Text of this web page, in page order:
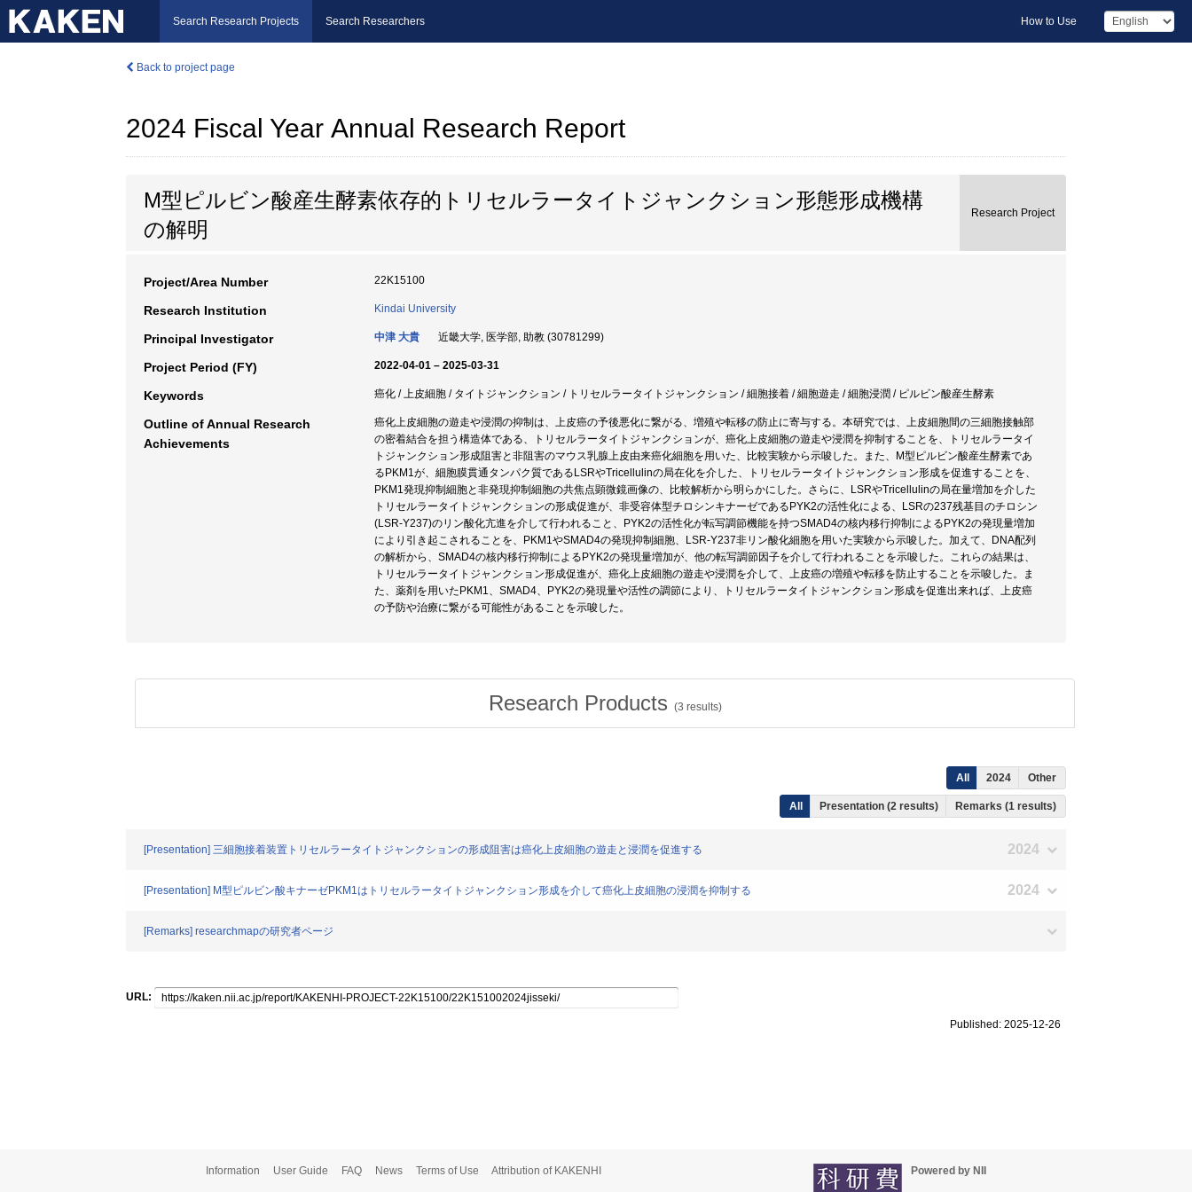
Search Research Projects Search Researchers How to Use
Back to project page
2024 Fiscal Year Annual Research Report
M型ピルビン酸産生酵素依存的トリセルラータイトジャンクション形態形成機構
の解明
Research Project
Project/Area Number 22K15100
Research Institution Kindai University
Principal Investigator 中津 大貴 近畿大学, 医学部, 助教 (30781299)
Project Period (FY) 2022-04-01 – 2025-03-31
Keywords 癌化 / 上皮細胞 / タイトジャンクション / トリセルラータイトジャンクション / 細胞接着 / 細胞遊走 / 細胞浸潤 / ピルビン酸産生酵素
Outline of Annual Research
Achievements
癌化上皮細胞の遊走や浸潤の抑制は、上皮癌の予後悪化に繋がる、増殖や転移の防止に寄与する。本研究では、上皮細胞間の三細胞接触部
の密着結合を担う構造体である、トリセルラータイトジャンクションが、癌化上皮細胞の遊走や浸潤を抑制することを、トリセルラータイ
トジャンクション形成阻害と非阻害のマウス乳腺上皮由来癌化細胞を用いた、比較実験から示唆した。また、M型ピルビン酸産生酵素であ
るPKM1が、細胞膜貫通タンパク質であるLSRやTricellulinの局在化を介した、トリセルラータイトジャンクション形成を促進することを、
PKM1発現抑制細胞と非発現抑制細胞の共焦点顕微鏡画像の、比較解析から明らかにした。さらに、LSRやTricellulinの局在量増加を介した
トリセルラータイトジャンクションの形成促進が、非受容体型チロシンキナーゼであるPYK2の活性化による、LSRの237残基目のチロシン
(LSR-Y237)のリン酸化亢進を介して行われること、PYK2の活性化が転写調節機能を持つSMAD4の核内移行抑制によるPYK2の発現量増加
により引き起こされることを、PKM1やSMAD4の発現抑制細胞、LSR-Y237非リン酸化細胞を用いた実験から示唆した。加えて、DNA配列
の解析から、SMAD4の核内移行抑制によるPYK2の発現量増加が、他の転写調節因子を介して行われることを示唆した。これらの結果は、
トリセルラータイトジャンクション形成促進が、癌化上皮細胞の遊走や浸潤を介して、上皮癌の増殖や転移を防止することを示唆した。ま
た、薬剤を用いたPKM1、SMAD4、PYK2の発現量や活性の調節により、トリセルラータイトジャンクション形成を促進出来れば、上皮癌
の予防や治療に繋がる可能性があることを示唆した。
Research Products (3 results)
All 2024 Other
All Presentation (2 results) Remarks (1 results)
[Presentation] 三細胞接着装置トリセルラータイトジャンクションの形成阻害は癌化上皮細胞の遊走と浸潤を促進する 2024
[Presentation] M型ピルビン酸キナーゼPKM1はトリセルラータイトジャンクション形成を介して癌化上皮細胞の浸潤を抑制する 2024
[Remarks] researchmapの研究者ページ
URL:
Published: 2025-12-26
Information User Guide FAQ News Terms of Use Attribution of KAKENHI Powered by NII